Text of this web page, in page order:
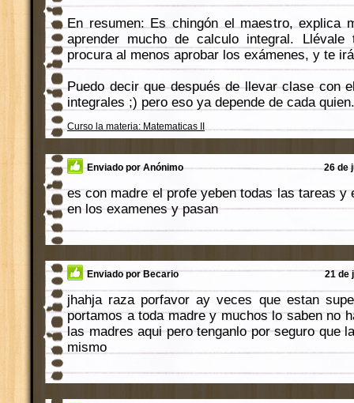
En resumen: Es chingón el maestro, explica
aprender mucho de calculo integral.
procura al menos aprobar los exámenes, y te
Puedo decir que después de llevar clase con
integrales ;) pero eso ya depende de cada quien.
Curso la materia: Matematicas II
Enviado por Anónimo 26 de
es con madre el profe yeben todas las tareas y
en los examenes y pasan
Enviado por Becario 21 de
jhahja raza porfavor ay veces que estan
portamos a toda madre y muchos lo saben no
las madres aqui pero tenganlo por seguro que
mismo